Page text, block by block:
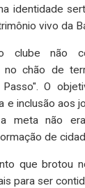
identidade
vivo da
clube não
no chão de
O
e inclusão aos
a meta não
de
que brotou
para ser